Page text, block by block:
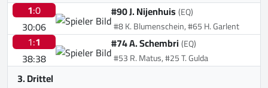
1:0
30:06
#90 J. Nijenhuis(EQ)
#8 K. Blumenschein, #65 H. Garlent
1:1
38:38
#74 A. Schembri(EQ)
#53 R. Matus, #25 T. Gulda
3. Drittel